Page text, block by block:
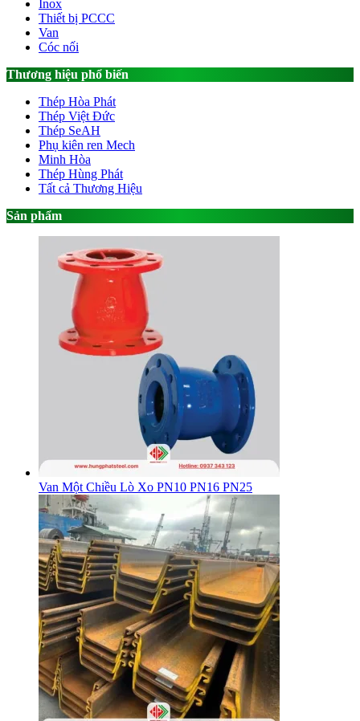
Inox
Thiết bị PCCC
Van
Cóc nối
Thương hiệu phổ biến
Thép Hòa Phát
Thép Việt Đức
Thép SeAH
Phụ kiên ren Mech
Minh Hòa
Thép Hùng Phát
Tất cả Thương Hiệu
Sản phẩm
Van Một Chiều Lò Xo PN10 PN16 PN25